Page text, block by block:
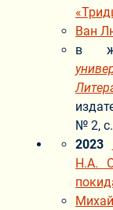
Ван
в
№ 2,
2023
Н.А.